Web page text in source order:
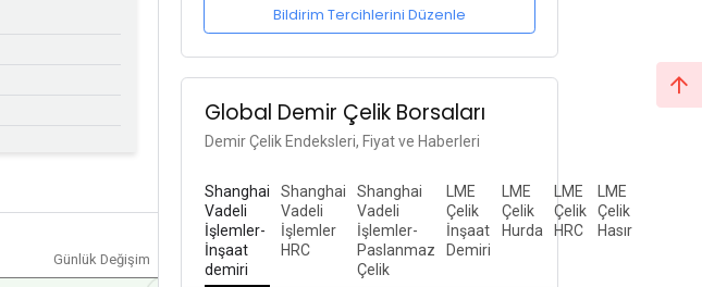
Günlük Değişim
Bildirim Tercihlerini Düzenle
Global Demir Çelik Borsaları
Demir Çelik Endeksleri, Fiyat ve Haberleri
Shanghai
Vadeli
İşlemler-
İnşaat
demiri
Shanghai
Vadeli
İşlemler
HRC
Shanghai
Vadeli
İşlemler-
Paslanmaz
Çelik
LME
Çelik
İnşaat
Demiri
LME
Çelik
Hurda
LME
Çelik
HRC
LME
Çelik
Hasır